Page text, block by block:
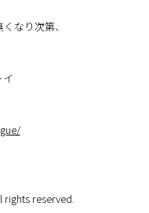
なり次第、
rights reserved.